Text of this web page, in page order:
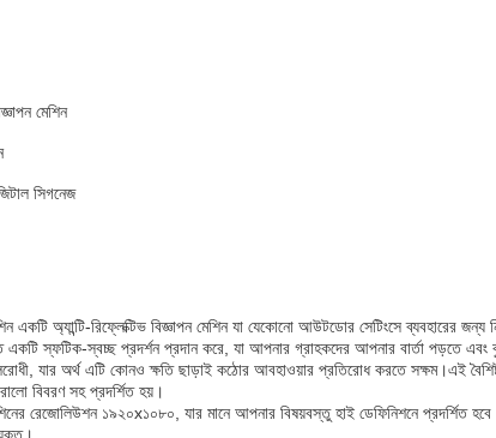
মেশিন
সিগনেজ
একটি অ্যান্টি-রিফ্লেক্টিভ বিজ্ঞাপন মেশিন যা যেকোনো আউটডোর সেটিংসে
একটি স্ফটিক-স্বচ্ছ প্রদর্শন প্রদান করে, যা আপনার গ্রাহকদের আপনার বার্তা পড়তে
যার অর্থ এটি কোনও ক্ষতি ছাড়াই কঠোর আবহাওয়ার প্রতিরোধ করতে সক্ষম।এই
বিবরণ সহ প্রদর্শিত হয়।
রেজোলিউশন ১৯২০x১০৮০, যার মানে আপনার বিষয়বস্তু হাই ডেফিনিশনে প্রদর্শিত